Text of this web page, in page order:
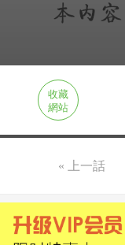
收藏
網站
« 上一話